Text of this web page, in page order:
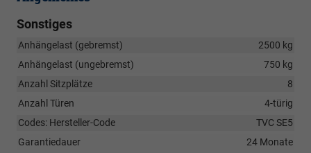
Sonstiges
Anhängelast (gebremst)
2500 kg
Anhängelast (ungebremst)
750 kg
Anzahl Sitzplätze
8
Anzahl Türen
4-türig
Codes: Hersteller-Code
TVC SE5
Garantiedauer
24 Monate